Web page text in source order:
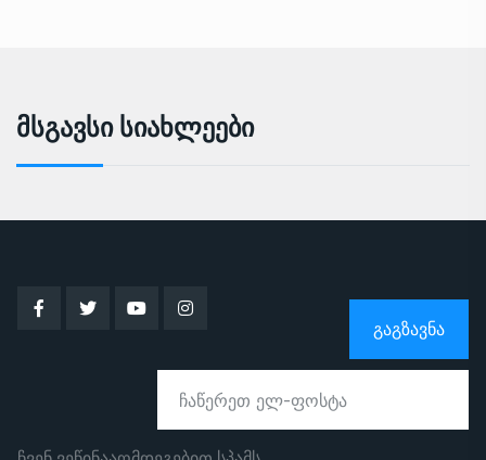
Მსგავსი Სიახლეები
ᲒᲐᲒᲖᲐᲕᲜᲐ